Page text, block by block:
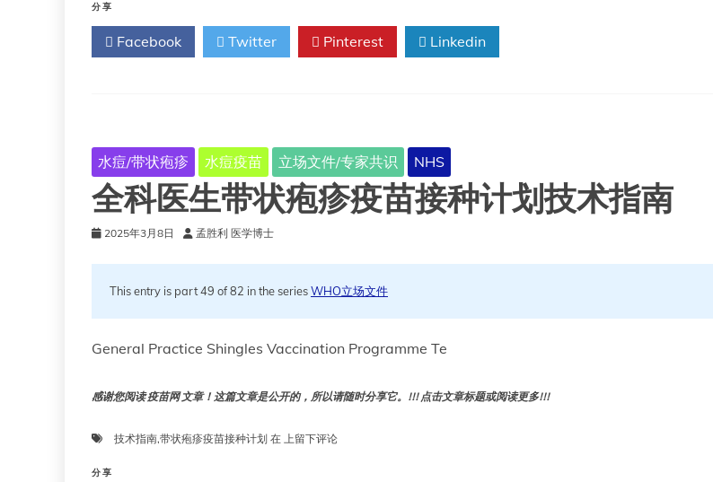
炎-
NHS
分享
Facebook Twitter Pinterest Linkedin
水痘/带状疱疹 水痘疫苗 立场文件/专家共识 NHS
全科医生带状疱疹疫苗接种计划技术指南
2025年3月8日 孟胜利 医学博士
This entry is part 49 of 82 in the seriesWHO立场文件
General Practice Shingles Vaccination Programme Te
感谢您阅读 疫苗网 文章！这篇文章是公开的，所以请随时分享它。!!! 点击文章标题或阅读更多!!!
技术指南,带状疱疹疫苗接种计划 在 全
上留下评论
分享